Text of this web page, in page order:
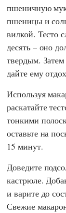
пшеничную
пшеницы и
вилкой. Тесто
десять – оно
твердым.
дайте ему
Используя
раскатайте
тонкими
оставьте на
15 минут.
Доведите
кастрюле.
и варите до
Свежие